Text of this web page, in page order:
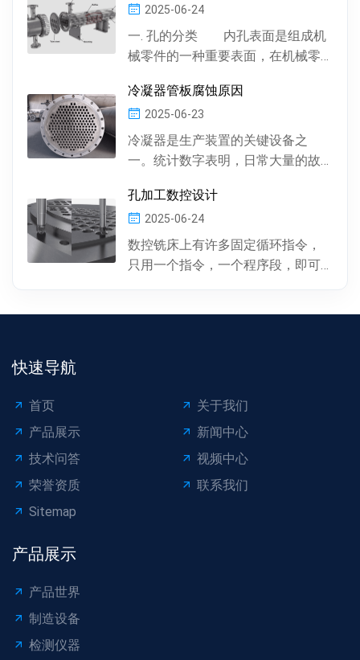
2025-06-24
一. 孔的分类 内孔表面是组成机
械零件的一种重要表面，在机械零
有圆柱形孔、...
冷凝器管板腐蚀原因
2025-06-23
冷凝器是生产装置的关键设备之
一。统计数字表明，日常大量的故
凝器管材的腐蚀损坏所...
孔加工数控设计
2025-06-24
数控铣床上有许多固定循环指令，
只用一个指令，一个程序段，即可
快速导航
首页
关于我们
产品展示
新闻中心
技术问答
视频中心
荣誉资质
联系我们
Sitemap
产品展示
产品世界
制造设备
检测仪器